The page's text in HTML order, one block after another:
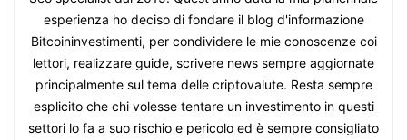
esperienza ho deciso di fondare il blog d'informazione
Bitcoininvestimenti, per condividere le mie conoscenze coi
lettori, realizzare guide, scrivere news sempre aggiornate
principalmente sul tema delle criptovalute. Resta sempre
esplicito che chi volesse tentare un investimento in questi
settori lo fa a suo rischio e pericolo ed è sempre consigliato